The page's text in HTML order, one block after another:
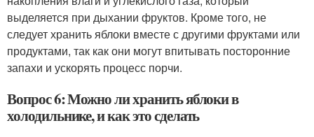
выделяется при дыхании фруктов. Кроме того, не
следует хранить яблоки вместе с другими фруктами или
продуктами, так как они могут впитывать посторонние
запахи и ускорять процесс порчи.
Вопрос 6: Можно ли хранить яблоки в
холодильнике, и как это сделать